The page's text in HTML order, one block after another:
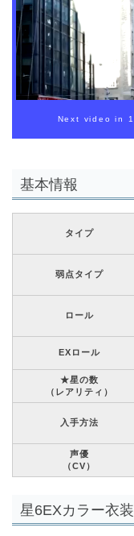
00:00 /01:00
基本情報
タイプ
弱点タイプ
ロール
EXロール
★星の数
（レアリティ）
入手方法
声優
（CV）
星6EXカラー衣装